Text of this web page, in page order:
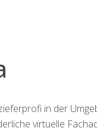
in der
virtuelle